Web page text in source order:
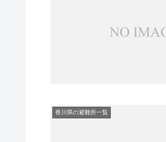
香川県の避難所一覧